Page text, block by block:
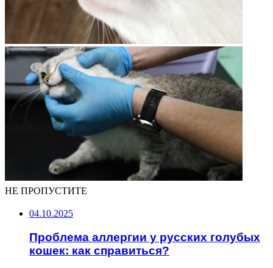
НЕ ПРОПУСТИТЕ
04.10.2025
Проблема аллергии у русских голубых
кошек: как справиться?